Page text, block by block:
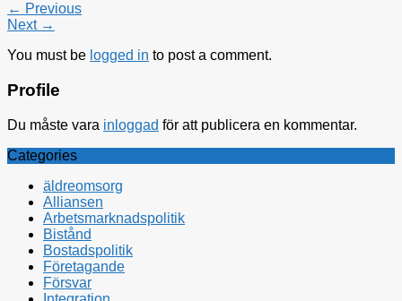
← Previous
Next →
You must be logged in to post a comment.
Profile
Du måste vara inloggad för att publicera en kommentar.
Categories
äldreomsorg
Alliansen
Arbetsmarknadspolitik
Bistånd
Bostadspolitik
Företagande
Försvar